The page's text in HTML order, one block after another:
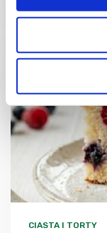
CIASTA I TORTY